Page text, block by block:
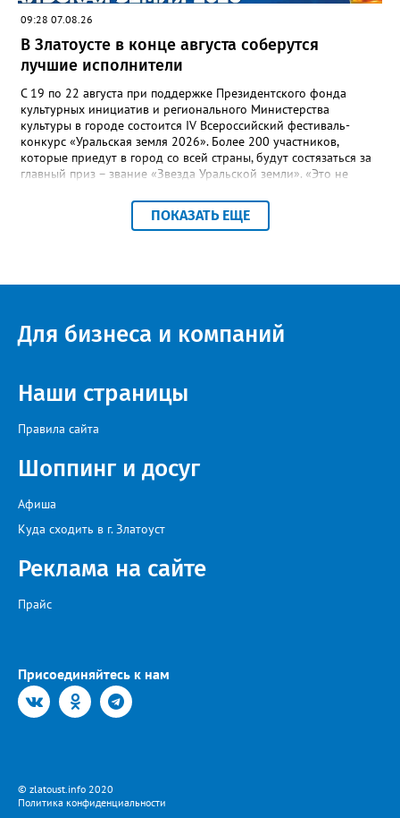
09:28 07.08.26
В Златоусте в конце августа соберутся
лучшие исполнители
С 19 по 22 августа при поддержке Президентского фонда
культурных инициатив и регионального Министерства
культуры в городе состоится IV Всероссийский фестиваль-
конкурс «Уральская земля 2026». Более 200 участников,
которые приедут в город со всей страны, будут состязаться за
главный приз – звание «Звезда Уральской земли». «Это не
прослушивания участников, мастер-классы от ведущих
наставников, выступления победителей прошлых лет и
Челябинской, Свердловской, Курганской, Оренбургской
идейный вдохновитель, организатор фестиваля, эстрадный
певец, победитель главного патриотического конкурса страны
искусства «Золотая лира», участник телевизионных проектов
на Первом канале, обладатель звания «Голос страны» Алексей
ПОКАЗАТЬ ЕЩЕ
Для бизнеса и компаний
Наши страницы
Правила сайта
Шоппинг и досуг
Афиша
Куда сходить в г. Златоуст
Реклама на сайте
Прайс
Присоединяйтесь к нам
© zlatoust.info 2020
Политика конфиденциальности